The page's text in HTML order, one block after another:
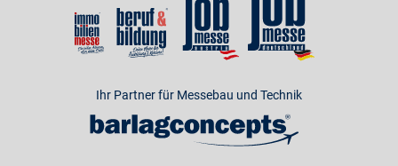
Ihr Partner für Messebau und Technik